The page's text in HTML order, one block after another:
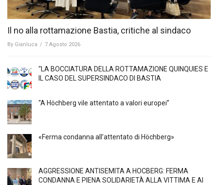
Il no alla rottamazione Bastia, critiche al sindaco
By Gianluca / 7 Agosto 2026
“LA BOCCIATURA DELLA ROTTAMAZIONE QUINQUIES E
IL CASO DEL SUPERSINDACO DI BASTIA
“A Höchberg vile attentato a valori europei”
«Ferma condanna all’attentato di Höchberg»
AGGRESSIONE ANTISEMITA A HÖCBERG: FERMA
CONDANNA E PIENA SOLIDARIETÀ ALLA VITTIMA E AI